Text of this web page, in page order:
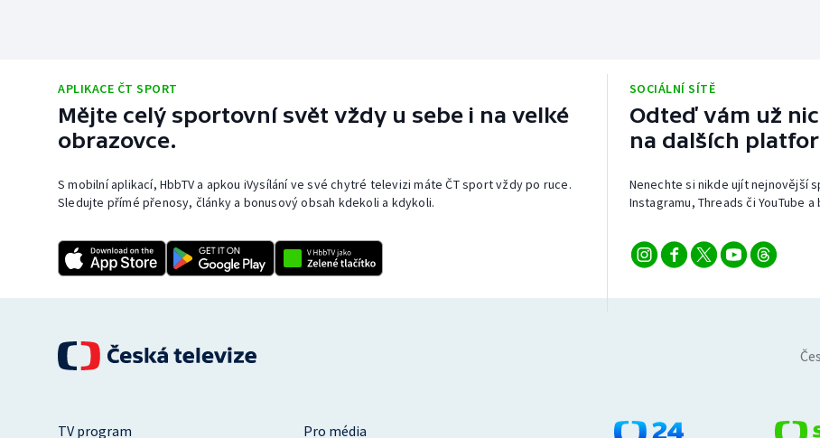
APLIKACE ČT SPORT
Mějte celý sportovní svět vždy u sebe i na velké
obrazovce.
S mobilní aplikací, HbbTV a apkou iVysílání ve své chytré televizi máte ČT sport vždy po ruce.
Sledujte přímé přenosy, články a bonusový obsah kdekoli a kdykoli.
SOCIÁLNÍ SÍTĚ
Odteď vám už
na dalších
Nenechte si nikde ujít nejnovější
Instagramu, Threads či YouTube
TV program Pro média